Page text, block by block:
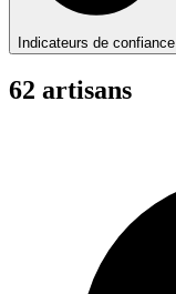
Indicateurs de confiance
62 artisans